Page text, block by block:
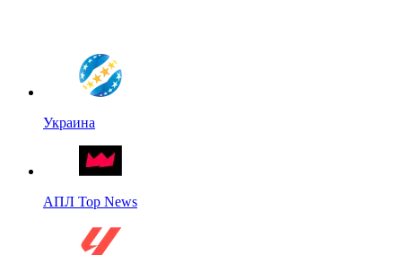
Украина
АПЛ Top News